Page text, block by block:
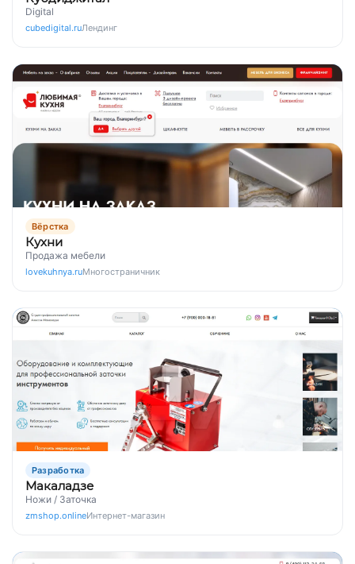
Digital
cubedigital.ruЛендинг
Вёрстка
Кухни
Продажа мебели
lovekuhnya.ruМногостраничник
Разработка
Макаладзе
Ножи / Заточка
zmshop.onlineИнтернет-магазин